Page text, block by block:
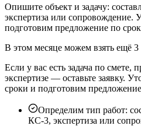
Опишите объект и задачу:
экспертиза или сопровождение.
подготовим предложение по
В этом месяце можем взять ещё 3
Если у вас есть задача по
экспертизе — оставьте заявку.
сроки и подготовим
Определим тип работ:
КС-3, экспертиза или